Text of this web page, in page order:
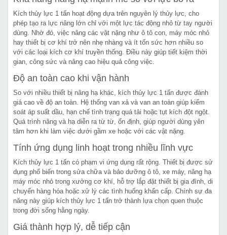
Kích thủy lực 1 tấn hoạt động dựa trên nguyên lý thủy lực, cho
phép tạo ra lực nâng lớn chỉ với một lực tác động nhỏ từ tay người
dùng. Nhờ đó, việc nâng các vật nặng như ô tô con, máy móc nhỏ
hay thiết bị cơ khí trở nên nhẹ nhàng và ít tốn sức hơn nhiều so
với các loại kích cơ khí truyền thống. Điều này giúp tiết kiệm thời
gian, công sức và nâng cao hiệu quả công việc.
Độ an toàn cao khi vận hành
So với nhiều thiết bị nâng hạ khác, kích thủy lực 1 tấn được đánh
giá cao về độ an toàn. Hệ thống van xả và van an toàn giúp kiểm
soát áp suất dầu, hạn chế tình trạng quá tải hoặc tụt kích đột ngột.
Quá trình nâng và hạ diễn ra từ từ, ổn định, giúp người dùng yên
tâm hơn khi làm việc dưới gầm xe hoặc với các vật nặng.
Tính ứng dụng linh hoạt trong nhiều lĩnh vực
Kích thủy lực 1 tấn có phạm vi ứng dụng rất rộng. Thiết bị được sử
dụng phổ biến trong sửa chữa và bảo dưỡng ô tô, xe máy, nâng hạ
máy móc nhỏ trong xưởng cơ khí, hỗ trợ lắp đặt thiết bị gia đình, di
chuyển hàng hóa hoặc xử lý các tình huống khẩn cấp. Chính sự đa
năng này giúp kích thủy lực 1 tấn trở thành lựa chọn quen thuộc
trong đời sống hằng ngày.
Giá thành hợp lý, dễ tiếp cận